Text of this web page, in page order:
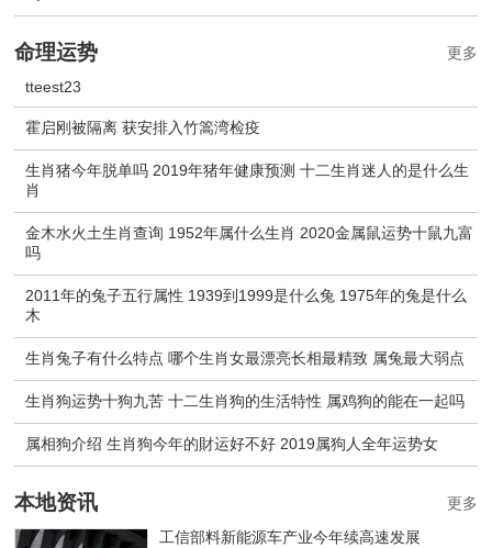
命理运势
tteest23
霍启刚被隔离 获安排入竹篙湾检疫
生肖猪今年脱单吗 2019年猪年健康预测 十二生肖迷人的是什么生
肖
金木水火土生肖查询 1952年属什么生肖 2020金属鼠运势十鼠九富
吗
2011年的兔子五行属性 1939到1999是什么兔 1975年的兔是什么
木
生肖兔子有什么特点 哪个生肖女最漂亮长相最精致 属兔最大弱点
生肖狗运势十狗九苦 十二生肖狗的生活特性 属鸡狗的能在一起吗
属相狗介绍 生肖狗今年的財运好不好 2019属狗人全年运势女
更多
本地资讯
工信部料新能源车产业今年续高速发展
更多